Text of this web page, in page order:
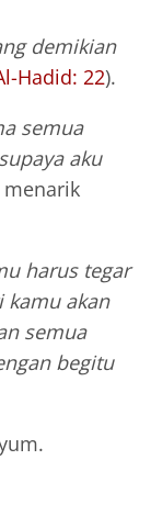
demikian
Hadid: 22).
semua
aku
menarik
harus tegar
kamu akan
semua
begitu